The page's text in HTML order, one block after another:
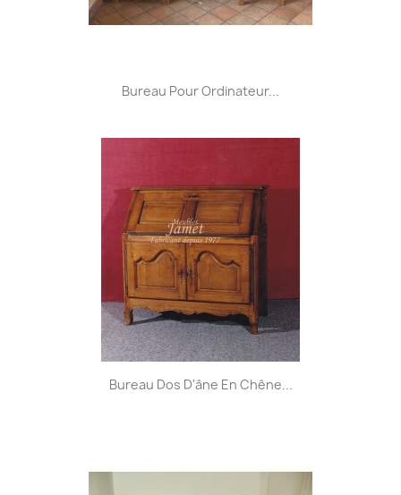
Bureau Pour Ordinateur...
Bureau Dos D'âne En Chêne...